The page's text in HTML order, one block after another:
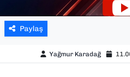
Paylaş
Yağmur Karadağ